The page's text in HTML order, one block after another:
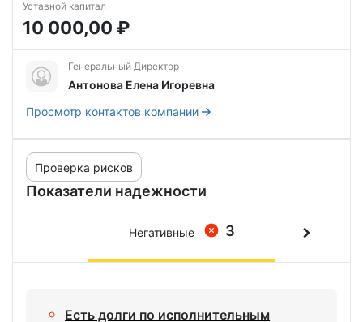
Уставной капитал
10 000,00 ₽
Генеральный Директор
Антонова Елена Игоревна
Просмотр контактов компании
Показатели надежности
Проверка рисков
3
Негативные
Есть долги по исполнительным